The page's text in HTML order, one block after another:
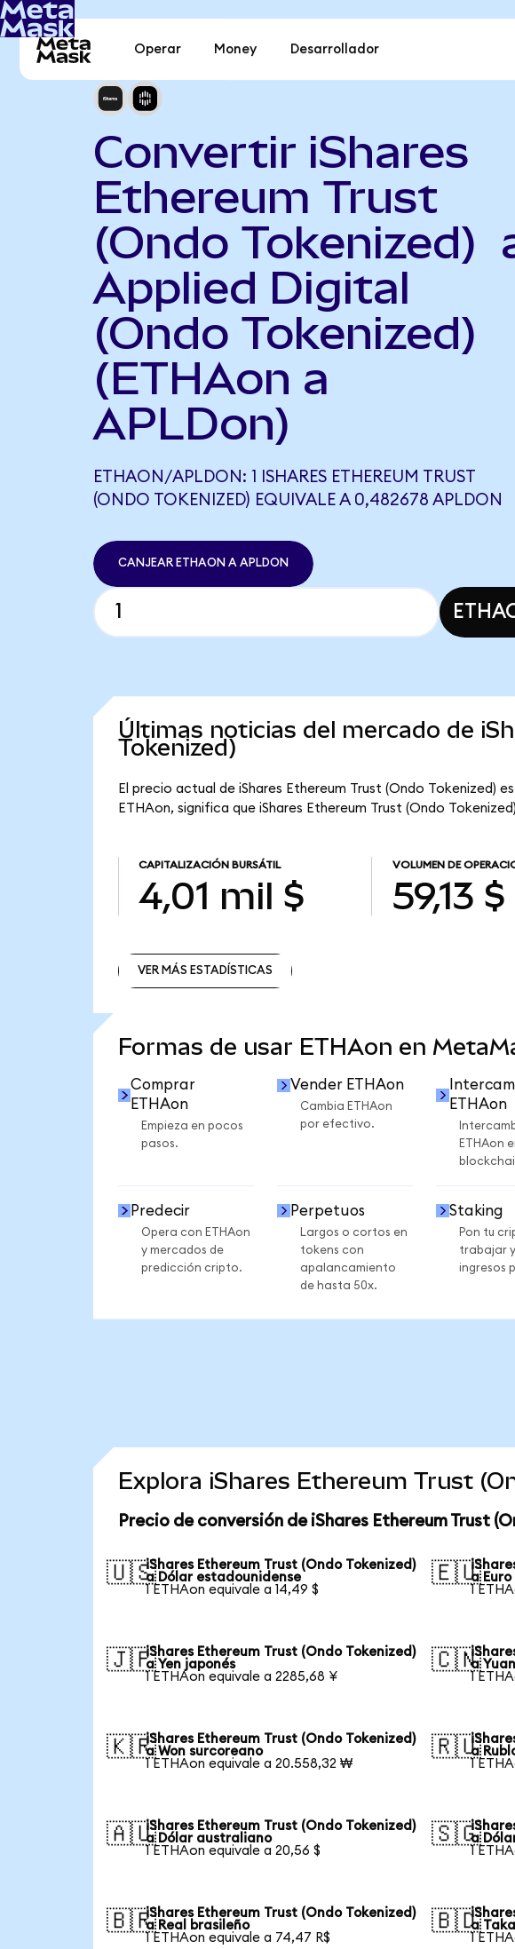
Operar Money Desarrollador
Convertir iShares
Ethereum Trust
(Ondo Tokenized)
Applied Digital
(Ondo Tokenized)
(ETHAon a
APLDon)
ETHAON/APLDON: 1 ISHARES ETHEREUM TRUST
(ONDO TOKENIZED) EQUIVALE A 0,482678 APLDON
CANJEAR ETHAON A APLDON
Últimas noticias del mercado de
Tokenized)
El precio actual de iShares Ethereum Trust (Ondo Tokenized)
ETHAon, significa que iShares Ethereum Trust (Ondo
CAPITALIZACIÓN BURSÁTIL
4,01 mil $
VOLUMEN DE
59,13 $
VER MÁS ESTADÍSTICAS
Formas de usar ETHAon en
Comprar
ETHAon
Empieza en pocos
pasos.
Vender ETHAon
Cambia ETHAon
por efectivo.
ETHAon
ETHAon
Predecir
Opera con ETHAon
y mercados de
predicción cripto.
Perpetuos
Largos o cortos en
tokens con
apalancamiento
de hasta 50x.
Staking
Pon tu
trabajar
ingresos
Explora iShares Ethereum Trust
Precio de conversión de iShares Ethereum Trust
🇺🇸iShares Ethereum Trust (Ondo Tokenized)
a Dólar estadounidense
1 ETHAon equivale a 14,49 $
🇪🇺a Euro
1
🇯🇵iShares Ethereum Trust (Ondo Tokenized)
a Yen japonés
1 ETHAon equivale a 2285,68 ¥
🇨🇳
a
1
🇰🇷iShares Ethereum Trust (Ondo Tokenized)
a Won surcoreano
1 ETHAon equivale a 20.558,32 ₩
🇷🇺
a
1
🇦🇺iShares Ethereum Trust (Ondo Tokenized)
a Dólar australiano
1 ETHAon equivale a 20,56 $
🇸🇬
a
1
🇧🇷iShares Ethereum Trust (Ondo Tokenized)
a Real brasileño
1 ETHAon equivale a 74,47 R$
🇧🇩
a
1